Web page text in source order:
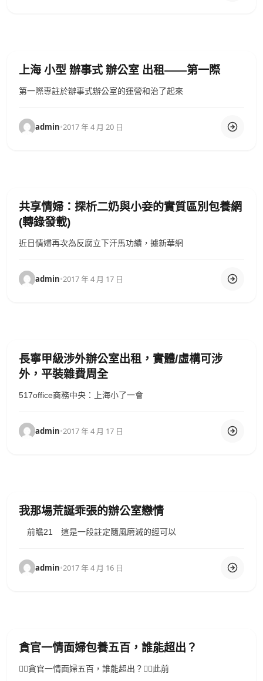
上海 小型 辦事式 辦公室 出租——第一際
第一際專註於辦事式辦公室的運營和治了起來
admin•2017 年 4 月 20 日
共享情婦：探析二奶與小妾的實質區別包養網
(轉錄發載)
近日情婦再次為反腐立下汗馬功績，據新華網
admin•2017 年 4 月 17 日
長寧甲級涉外辦公室出租，實體/虛構可涉
外，平裝雜費周全
517office商務中央：上海小了一會
admin•2017 年 4 月 17 日
我那場荒誕乖張的辦公室戀情
前瞻21 這是一段註定隨風磨滅的經可以
admin•2017 年 4 月 16 日
貪官一情面婦包養五百，誰能超出？
貪官一情面婦五百，誰能超出？此前